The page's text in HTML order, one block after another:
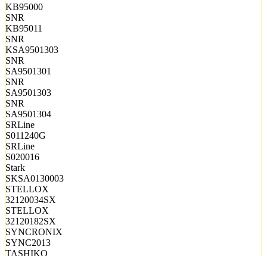
KB95000
SNR
KB95011
SNR
KSA9501303
SNR
SA9501301
SNR
SA9501303
SNR
SA9501304
SRLine
S011240G
SRLine
S020016
Stark
SKSA0130003
STELLOX
32120034SX
STELLOX
32120182SX
SYNCRONIX
SYNC2013
TASHIKO